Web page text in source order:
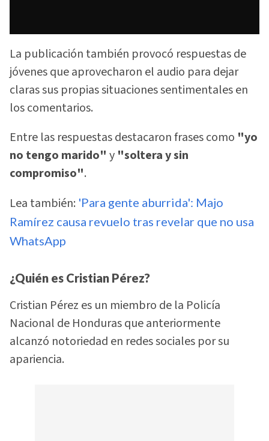
La publicación también provocó respuestas de
jóvenes que aprovecharon el audio para dejar
claras sus propias situaciones sentimentales en
los comentarios.
Entre las respuestas destacaron frases como "yo
no tengo marido" y "soltera y sin
compromiso".
Lea también: 'Para gente aburrida': Majo
Ramírez causa revuelo tras revelar que no usa
WhatsApp
¿Quién es Cristian Pérez?
Cristian Pérez es un miembro de la Policía
Nacional de Honduras que anteriormente
alcanzó notoriedad en redes sociales por su
apariencia.